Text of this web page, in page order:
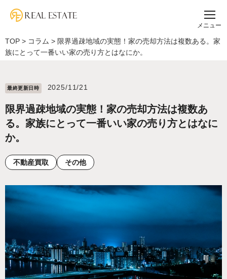
メニュー
TOP > コラム > 限界過疎地域の実態！家の売却方法は複数ある。家
族にとって一番いい家の売り方とはなにか。
最終更新⽇時 2025/11/21
限界過疎地域の実態！家の売却方法は複数あ
る。家族にとって一番いい家の売り方とはなに
か。
不動産買取 その他